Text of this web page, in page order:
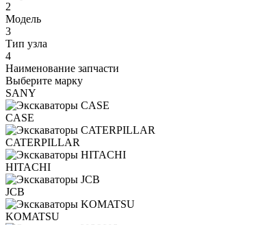
2
Модель
3
Тип узла
4
Наименование запчасти
Выберите марку
SANY
CASE
CATERPILLAR
HITACHI
JCB
KOMATSU